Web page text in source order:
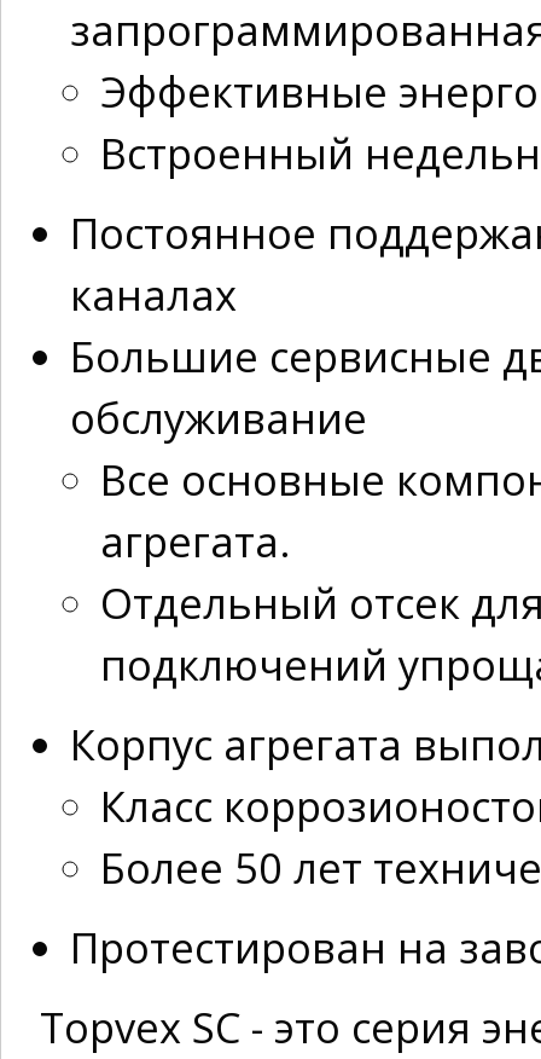
Эффективные
Встроенный
Постоянное
каналах
Большие сервисные
обслуживание
Все основные
агрегата.
Отдельный отсек
подключений
Корпус агрегата
Класс
Более 50 лет
Протестирован на
Topvex SC - это серия